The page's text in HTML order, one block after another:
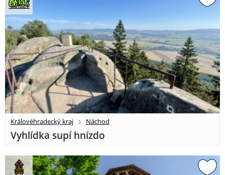
Královéhradecký kraj Náchod
Vyhlídka supí hnízdo